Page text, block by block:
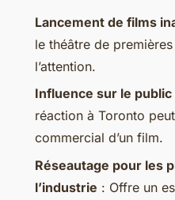
Lancement de films
le théâtre de
l’attention.
Influence sur le
réaction à Toronto
commercial d’un film.
Réseautage pour les
l’industrie : Offre un